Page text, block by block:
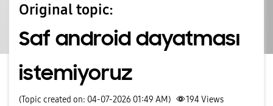
Original topic:
Saf android dayatması
istemiyoruz
(Topic created on: 04-07-2026 01:49 AM) 194Views